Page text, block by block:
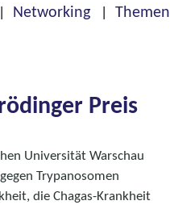
Networking Themen
Preis
Universität Warschau
Trypanosomen
die Chagas-Krankheit